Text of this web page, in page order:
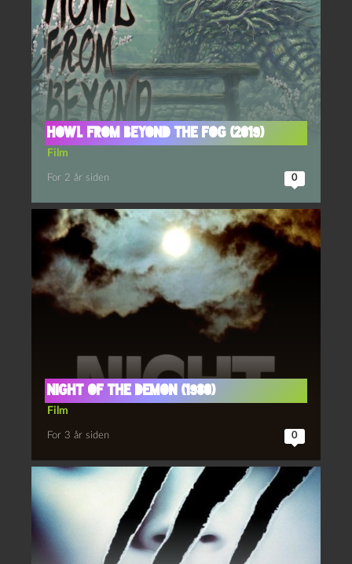
Howl from Beyond the Fog (2019)
Film
For 2 år siden 0
Night of the demon (1980)
Film
For 3 år siden 0